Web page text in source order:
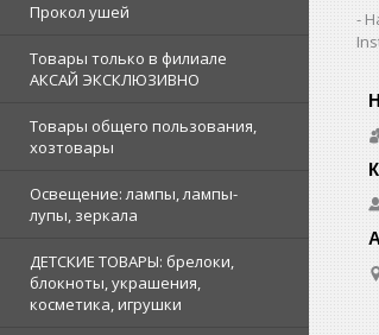
Прокол ушей
Товары только в филиале
АКСАЙ ЭКСКЛЮЗИВНО
Товары общего пользования,
хозтовары
Освещение: лампы, лампы-
лупы, зеркала
ДЕТСКИЕ ТОВАРЫ: брелоки,
блокноты, украшения,
косметика, игрушки